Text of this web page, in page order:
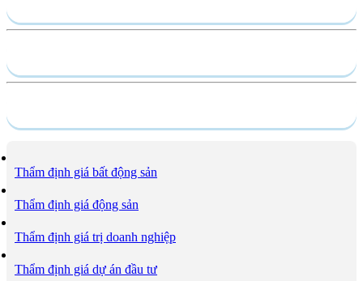
Thẩm định giá bất động sản
Thẩm định giá động sản
Thẩm định giá trị doanh nghiệp
Thẩm định giá dự án đầu tư